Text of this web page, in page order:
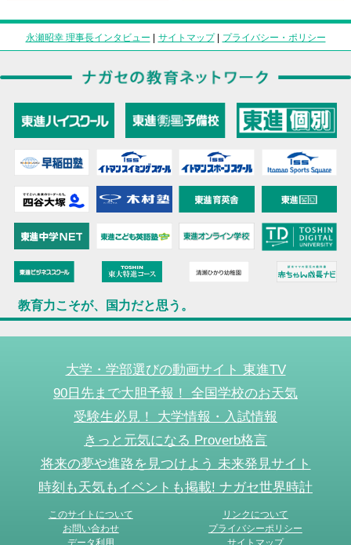
永瀬昭幸 理事長インタビュー | サイトマップ| プライバシー・ポリシー
教育力こそが、国力だと思う。
大学・学部選びの動画サイト 東進TV
90日先まで大胆予報！ 全国学校のお天気
受験生必見！ 大学情報・入試情報
きっと元気になる Proverb格言
将来の夢や進路を見つけよう 未来発見サイト
時刻も天気もイベントも掲載! ナガセ世界時計
このサイトについて
リンクについて
お問い合わせ
プライバシーポリシー
データ利用
サイトマップ